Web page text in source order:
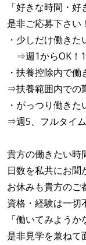
「好きな時間・
是非ご応募下さい！
・少しだけ働きた
⇒週1からOK！1
・扶養控除内で働
⇒扶養範囲内での
・がっつり働きた
⇒週5、フルタイ
貴方の働きたい時
日数を私共にお聞
お休みも貴方のご
資格・経験は一切
「働いてみよう
是非見学を兼ね